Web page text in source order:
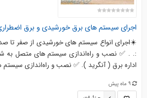
اجرای سیستم های برق خورشیدی و برق
☀️اجرای انواع سیستم های خورشیدی از صفر تا صد
:. . ✅ نصب و راه‌اندازی سیستم های متصل به
اداره برق ( آنگرید ). ✅ نصب و راه‌اندازی
9 ماه پیش